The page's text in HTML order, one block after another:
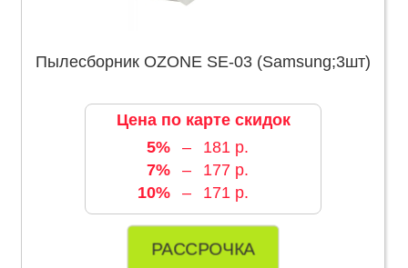
Пылесборник OZONE SE-03 (Samsung;3шт)
Цена по карте скидок
5%
–
181 р.
7%
–
177 р.
10%
– 171 р.
РАССРОЧКА